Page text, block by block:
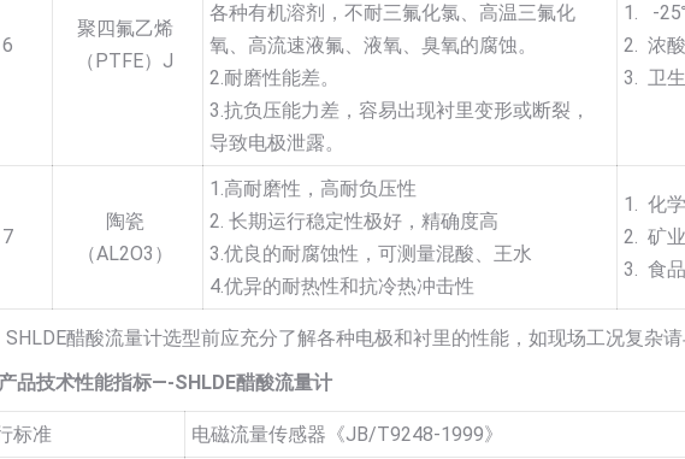
6
聚四氟乙烯
（PTFE）J
各种有机溶剂，不耐三氟化氯、高温三氟化
氧、高流速液氟、液氧、臭氧的腐蚀。
2.耐磨性能差。
3.抗负压能力差，容易出现衬里变形或断裂，
导致电极泄露。
1. -
2. 浓
3. 卫
7
陶瓷
（AL2O3）
1.高耐磨性，高耐负压性
2. 长期运行稳定性极好，精确度高
3.优良的耐腐蚀性，可测量混酸、王水
4.优异的耐热性和抗冷热冲击性
1. 化
2. 矿业
3. 食
SHLDE醋酸流量计选型前应充分了解各种电极和衬里的性能，如现场工况复杂请
品技术性能指标—-SHLDE醋酸流量计
标准
电磁流量传感器《JB/T9248-1999》